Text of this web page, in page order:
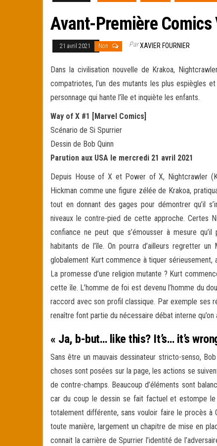
Avant-Première Comics
21 avril 2021 Non ParXAVIER FOURNIER
Dans la civilisation nouvelle de Krakoa,
compatriotes, l’un des mutants les plus espiègles
personnage qui hante l’île et inquiète les enfants.
Way of X #1 [Marvel Comics]
Scénario de Si Spurrier
Dessin de Bob Quinn
Parution aux USA le mercredi 21 avril 2021
Depuis House of X et Power of X, Nightcrawler
Hickman comme une figure zélée de Krakoa,
tout en donnant des gages pour démontrer qu’il
niveaux le contre-pied de cette approche. Certes
confiance ne peut que s’émousser à mesure
habitants de l’île. On pourra d’ailleurs regretter
globalement Kurt commence à tiquer
La promesse d’une religion mutante ? Kurt
cette île. L’homme de foi est devenu l’homme du
raccord avec son profil classique. Par exemple ses
renaître font partie du nécessaire débat interne
« Ja, b-but… like this? It’s… it’s
Sans être un mauvais dessinateur stricto-senso,
choses sont posées sur la page, les actions se
de contre-champs. Beaucoup d’éléments sont
car du coup le dessin se fait factuel et estompe le
totalement différente, sans vouloir faire le procès à
toute manière, largement un chapitre de mise en
connait la carrière de Spurrier l’identité de